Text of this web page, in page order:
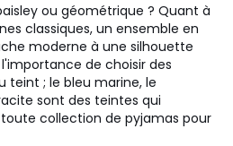
ou géométrique ? Quant à
classiques, un ensemble en
moderne à une silhouette
de choisir des
teint ; le bleu marine, le
sont des teintes qui
collection de pyjamas pour